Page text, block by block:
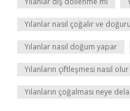
Yılanlar nasıl çoğalır ve
Yılanlar nasıl doğum yapar
Yılanların çiftleşmesi nasıl olur
Yılanların çoğalması neye